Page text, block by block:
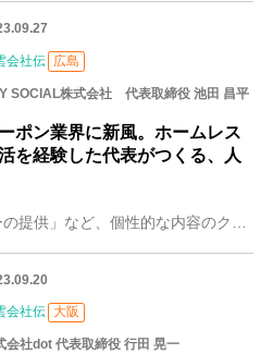
会社伝 広島
SOCIAL株式会社 代表取締役 池田 昌平
ポン業界に新風。ホームレス
を経験した代表がつくる、人
会社伝 大阪
会社dot 代表取締役 行田 晃一